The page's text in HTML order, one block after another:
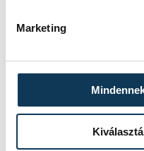
Marketing
KÖZÉLET
Baka